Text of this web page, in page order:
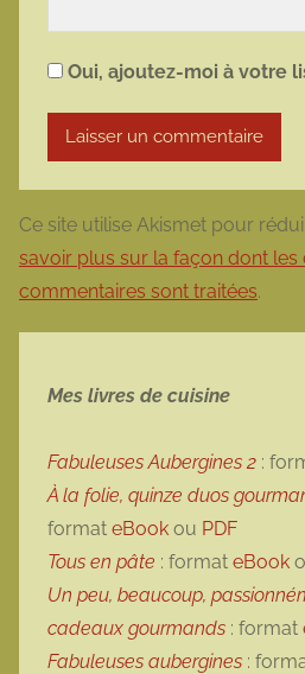
Oui, ajoutez-moi à votre
Ce site utilise Akismet pour
savoir plus sur la façon dont les
commentaires sont traitées.
Mes livres de cuisine
Fabuleuses Aubergines 2 :
À la folie, quinze duos
format eBook ou PDF
Tous en pâte : format eBook
Un peu, beaucoup,
cadeaux gourmands : format
Fabuleuses aubergines :